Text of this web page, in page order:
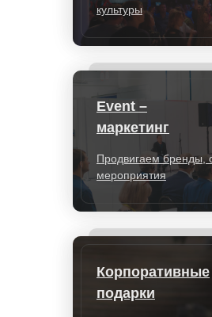
культуры
Event –
маркетинг
Продвигаем бренды,
мероприятия
Корпоративные
подарки